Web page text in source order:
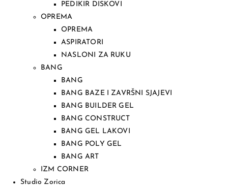
PEDIKIR DISKOVI
OPREMA
OPREMA
ASPIRATORI
NASLONI ZA RUKU
BANG
BANG
BANG BAZE I ZAVRŠNI SJAJEVI
BANG BUILDER GEL
BANG CONSTRUCT
BANG GEL LAKOVI
BANG POLY GEL
BANG ART
IZM CORNER
Studio Zorica